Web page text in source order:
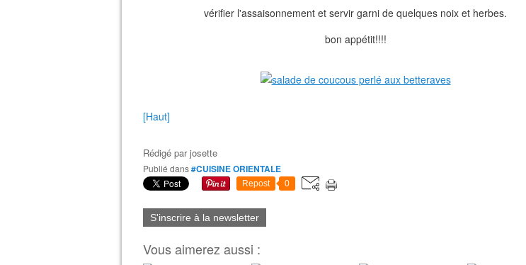
vérifier l'assaisonnement et servir garni de quelques noix et herbes.
bon appétit!!!!
[Haut]
Rédigé parjosette
Publié dans#CUISINE ORIENTALE
Repost 0
S'inscrire à la newsletter
Vous aimerez aussi :